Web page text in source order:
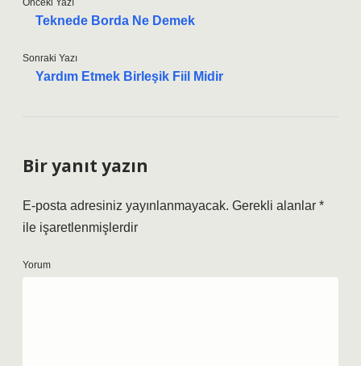
Önceki Yazı
Teknede Borda Ne Demek
Sonraki Yazı
Yardım Etmek Birleşik Fiil Midir
Bir yanıt yazın
E-posta adresiniz yayınlanmayacak. Gerekli alanlar *
ile işaretlenmişlerdir
Yorum